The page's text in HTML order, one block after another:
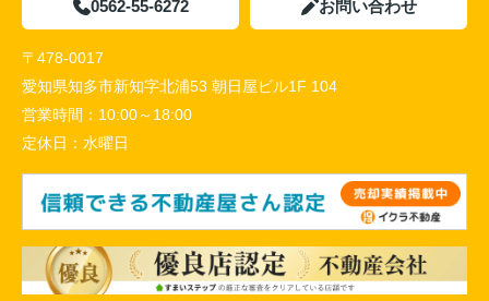
0562-55-6272 お問い合わせ
〒478-0017
愛知県知多市新知字北浦53 朝日屋ビル1F 104
営業時間： 10:00～18:00
定休日： 水曜日